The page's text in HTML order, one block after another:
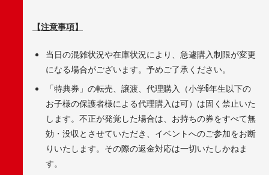
【注意事項】
当日の混雑状況や在庫状況により、急遽購入制限が変更
になる場合がございます。予めご了承ください。
「特典券」の転売、譲渡、代理購入（小学6年生以下の
お子様の保護者様による代理購入は可）は固く禁止いた
します。不正が発覚した場合は、お持ちの券をすべて無
効・没収とさせていただき、イベントへのご参加をお断
りいたします。その際の返金対応は一切いたしかねま
す。